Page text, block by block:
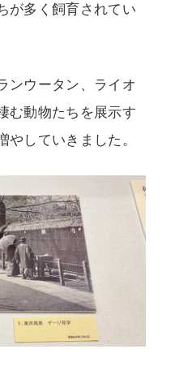
が多く飼育されてい
ンウータン、ライオ
む動物たちを展示す
やしていきました。